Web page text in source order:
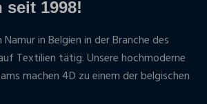
1998!
in Belgien in der Branche des
Textilien tätig. Unsere hochmoderne
machen 4D zu einem der belgischen